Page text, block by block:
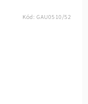
Kód: GAU0510/52